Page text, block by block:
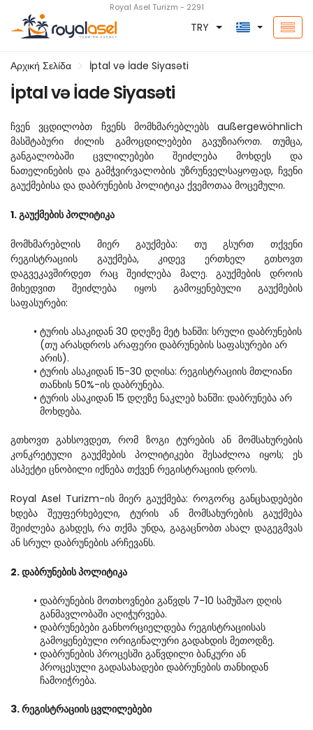
Royal Asel Turizm - 2291
TRY
Αρχική Σελίδα İptal və İade Siyasəti
İptal və İade Siyasəti
ჩვენ ვცდილობთ ჩვენს მომხმარებლებს außergewöhnlich
მასშტაბური ძილის გამოცდილებები გავუზიაროთ. თუმცა,
განგალობაში ცვლილებები შეიძლება მოხდეს და
ნათელინების და გამჭვირვალობის უზრუნველსაყოფად, ჩვენი
გაუქმებისა და დაბრუნების პოლიტიკა ქვემოთაა მოცემული.
1. გაუქმების პოლიტიკა
მომხმარებლის მიერ გაუქმება: თუ გსურთ თქვენი
რეგისტრაციის გაუქმება, კიდევ ერთხელ გთხოვთ
დაგვეკავშირდეთ რაც შეიძლება მალე. გაუქმების დროის
მიხედვით შეიძლება იყოს გამოყენებული გაუქმების
საფასურები:
ტურის ასაკიდან 30 დღეზე მეტ ხანში: სრული დაბრუნების
(თუ არასდროს არაფერი დაბრუნების საფასურები არ
არის).
ტურის ასაკიდან 15-30 დღისა: რეგისტრაციის მთლიანი
თანხის 50%-ის დაბრუნება.
ტურის ასაკიდან 15 დღეზე ნაკლებ ხანში: დაბრუნება არ
მოხდება.
გთხოვთ გახსოვდეთ, რომ ზოგი ტურების ან მომსახურების
კონკრეტული გაუქმების პოლიტიკები შესაძლოა იყოს; ეს
ასპექტი ცნობილი იქნება თქვენ რეგისტრაციის დროს.
Royal Asel Turizm-ის მიერ გაუქმება: როგორც განცხადებები
ხდება შეუფერხებელი, ტურის ან მომსახურების გაუქმება
შეიძლება გახდეს, რა თქმა უნდა, გაგაცნობთ ახალ დაგეგმვას
ან სრულ დაბრუნების არჩევანს.
2. დაბრუნების პოლიტიკა
დაბრუნების მოთხოვნები გაწვდს 7-10 სამუშაო დღის
განმავლობაში აღიჭურვება.
დაბრუნებები განხორციელდება რეგისტრაციისას
გამოყენებული ორიგინალური გადახდის მეთოდზე.
დაბრუნების პროცესში გაწვდილი ბანკური ან
პროცესული გადასახადები დაბრუნების თანხიდან
ჩამოიჭრება.
3. რეგისტრაციის ცვლილებები